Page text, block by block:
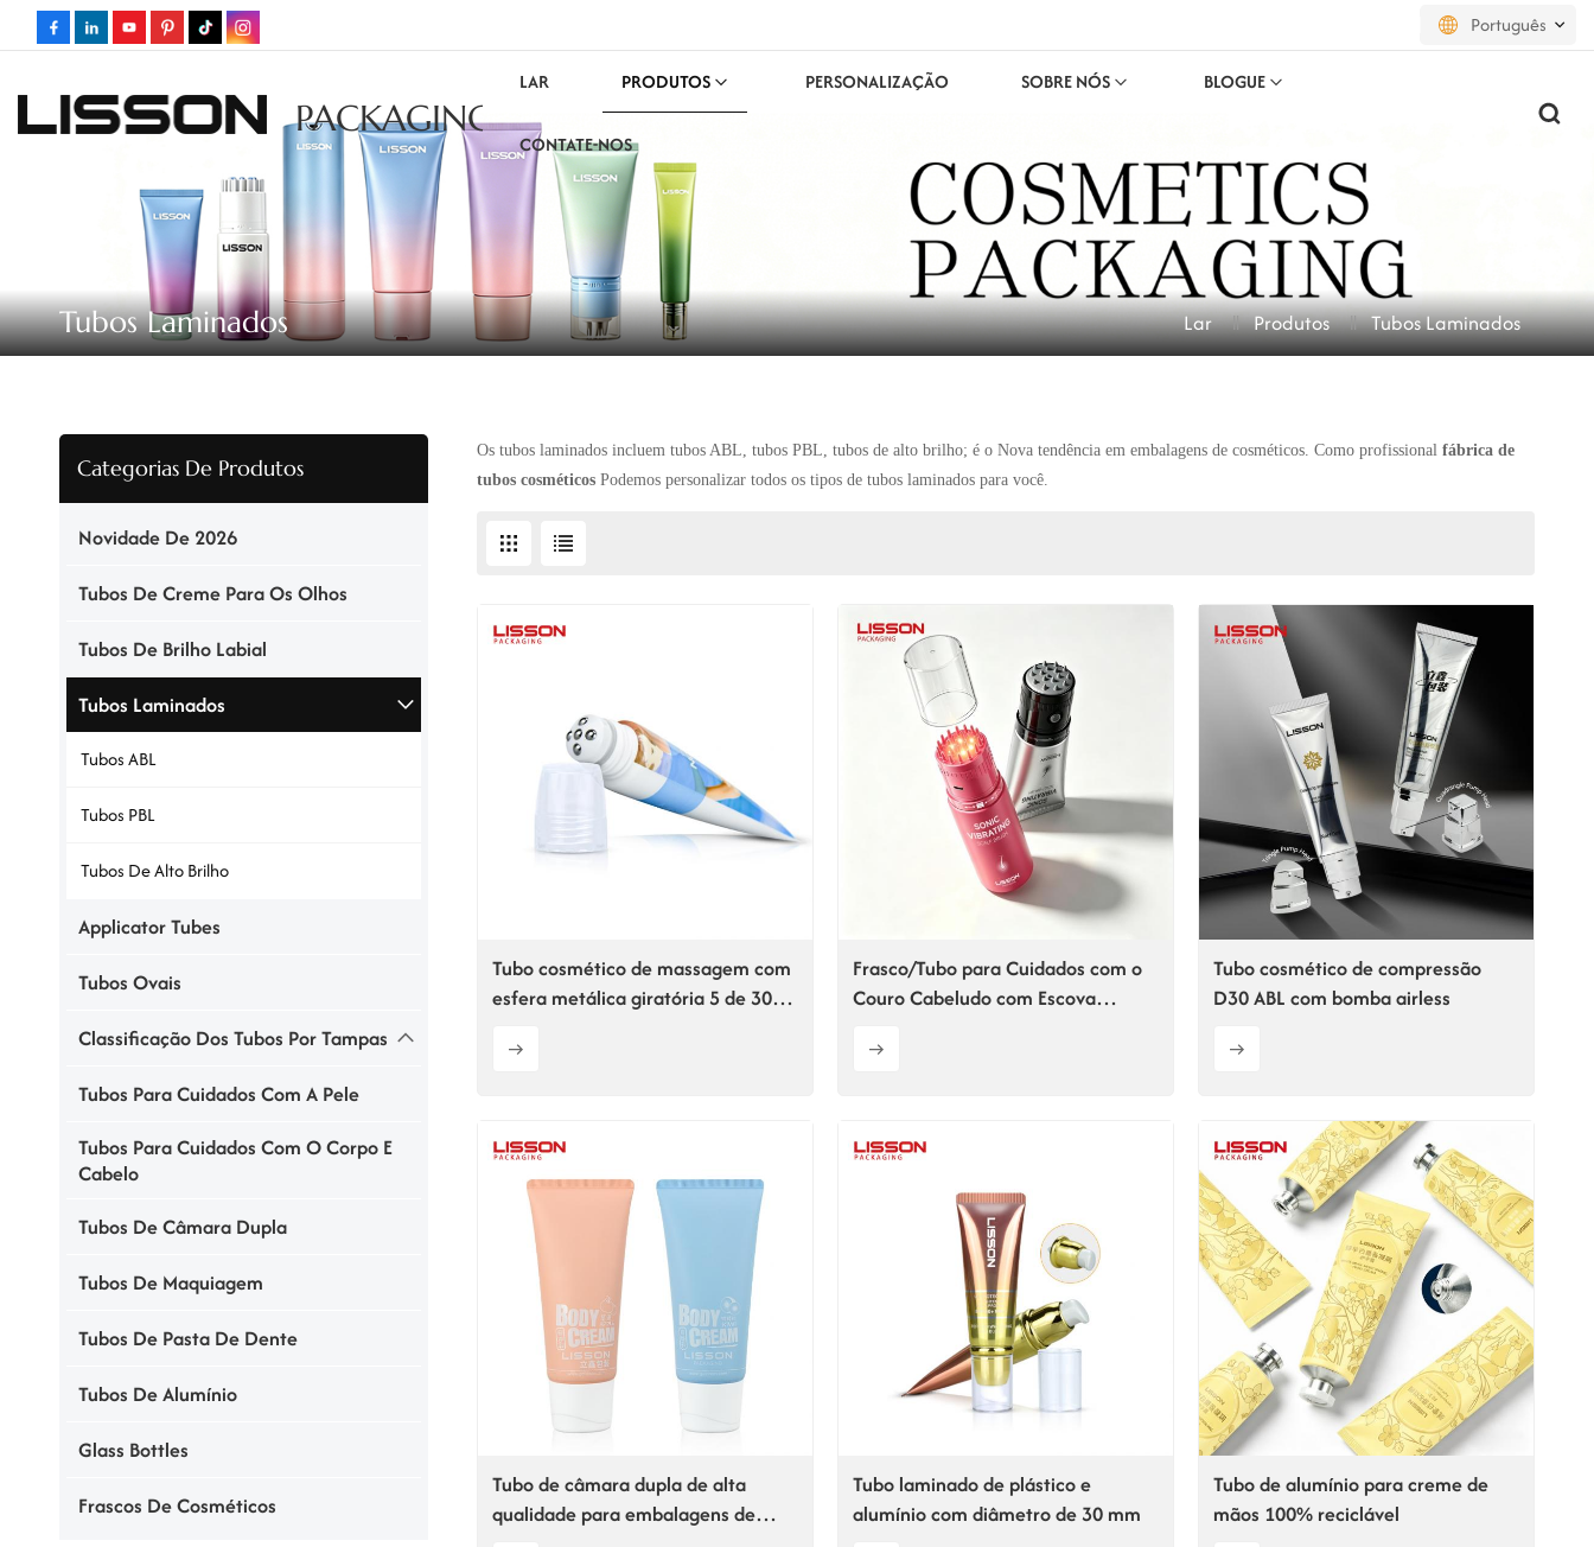
Português
русский
español
português
日本語
Tiếng việt
中文
PACKAGING
LAR PRODUTOS PERSONALIZAÇÃO SOBRE NÓS BLOGUE
CONTATE-NOS
Tubos Laminados Lar Produtos Tubos Laminados
Categorias De Produtos
Novidade De 2026
Tubos De Creme Para Os Olhos
Tubos De Brilho Labial
Tubos Laminados
Tubos ABL
Tubos PBL
Tubos De Alto Brilho
Applicator Tubes
Tubos Ovais
Classificação Dos Tubos Por Tampas
Tubos Para Cuidados Com A Pele
Tubos Para Cuidados Com O Corpo E
Cabelo
Tubos De Câmara Dupla
Tubos De Maquiagem
Tubos De Pasta De Dente
Tubos De Alumínio
Glass Bottles
Frascos De Cosméticos
Os tubos laminados incluem tubos ABL, tubos PBL, tubos de alto brilho; é o Nova tendência em embalagens de cosméticos. Como profissional fábrica de
tubos cosméticos Podemos personalizar todos os tipos de tubos laminados para você.
Tubo cosmético de massagem com
esfera metálica giratória 5 de 30
Frasco/Tubo para Cuidados com o
Couro Cabeludo com Escova
Tubo cosmético de compressão
D30 ABL com bomba airless
Tubo de câmara dupla de alta
qualidade para embalagens de
Tubo laminado de plástico e
alumínio com diâmetro de 30 mm
Tubo de alumínio para creme de
mãos 100% reciclável